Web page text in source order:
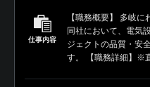
仕事内容
【職務概要】 多岐
同社において、電気
ジェクトの品質・安
す。 【職務詳細】※